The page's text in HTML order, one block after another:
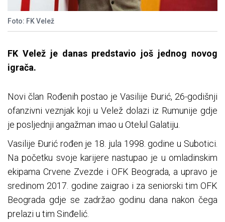
Foto: FK Velež
FK Velež je danas predstavio još jednog novog
igrača.
Novi član Rođenih postao je Vasilije Đurić, 26-godišnji
ofanzivni veznjak koji u Velež dolazi iz Rumunije gdje
je posljednji angažman imao u Otelul Galatiju.
Vasilije Đurić rođen je 18. jula 1998. godine u Subotici.
Na početku svoje karijere nastupao je u omladinskim
ekipama Crvene Zvezde i OFK Beograda, a upravo je
sredinom 2017. godine zaigrao i za seniorski tim OFK
Beograda gdje se zadržao godinu dana nakon čega
prelazi u tim Sinđelić.